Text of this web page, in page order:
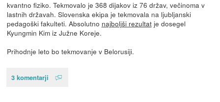
kvantno fiziko. Tekmovalo je 368 dijakov iz 76 držav, večinoma v
lastnih državah. Slovenska ekipa je tekmovala na ljubljanski
pedagoški fakulteti. Absolutno najboljši rezultatje dosegel
Kyungmin Kim iz Južne Koreje.
Prihodnje leto bo tekmovanje v Belorusiji.
3 komentarji